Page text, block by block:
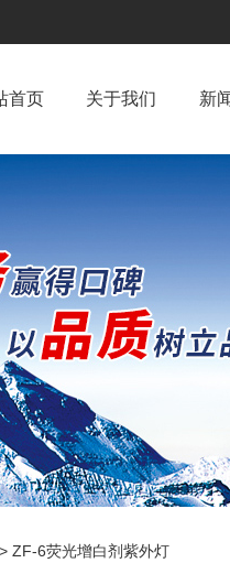
首页 关于我们 新
> ZF-6荧光增白剂紫外灯